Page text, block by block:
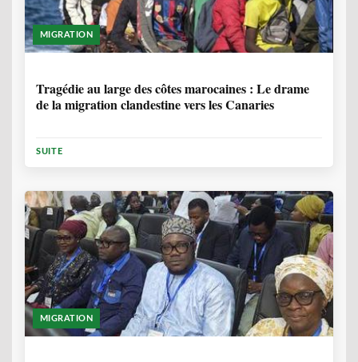
MIGRATION
Tragédie au large des côtes marocaines : Le drame
de la migration clandestine vers les Canaries
SUITE
MIGRATION